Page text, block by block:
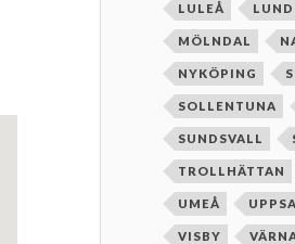
LULEÅ LUND
MÖLNDAL
NYKÖPING
SOLLENTUNA
SUNDSVALL
TROLLHÄTTAN
UMEÅ
VISBY